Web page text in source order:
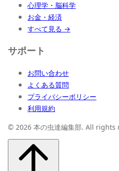
心理学・脳科学
お金・経済
すべて見る →
サポート
お問い合わせ
よくある質問
プライバシーポリシー
利用規約
© 2026 本の虫達編集部. All rights